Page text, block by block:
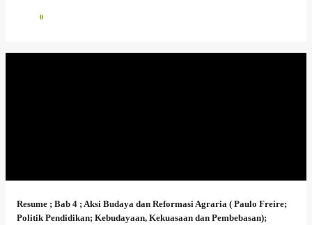
0
Resume ; Bab 4 ; Aksi Budaya dan Reformasi Agraria ( Paulo Freire;
Politik Pendidikan; Kebudayaan, Kekuasaan dan Pembebasan);